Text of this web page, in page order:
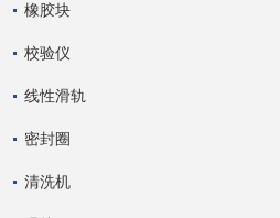
橡胶块
校验仪
线性滑轨
密封圈
清洗机